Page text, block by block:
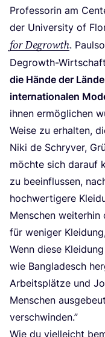
Pro­fes­so­rin am
der Uni­ver­si­ty of
for Degrowth.
Degrowth-
die Hän­de der
inter­na­tio­na­len
ihnen ermög­li­chen
Wei­se zu erhal­ten,
Niki de Schry­ver,
möch­te sich dar­auf
zu beein­flus­sen,
hoch­wer­ti­ge­re
Men­schen wei­ter­hin
für weni­ger
Wenn die­se
wie Ban­gla­desch
Arbeits­plät­ze und
Men­schen
verschwinden.”
Wie du viel­leicht